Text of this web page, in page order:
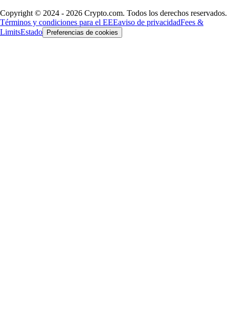
Copyright © 2024 - 2026 Crypto.com. Todos los derechos reservados.
Términos y condiciones para el EEEaviso de privacidadFees &
LimitsEstado Preferencias de cookies